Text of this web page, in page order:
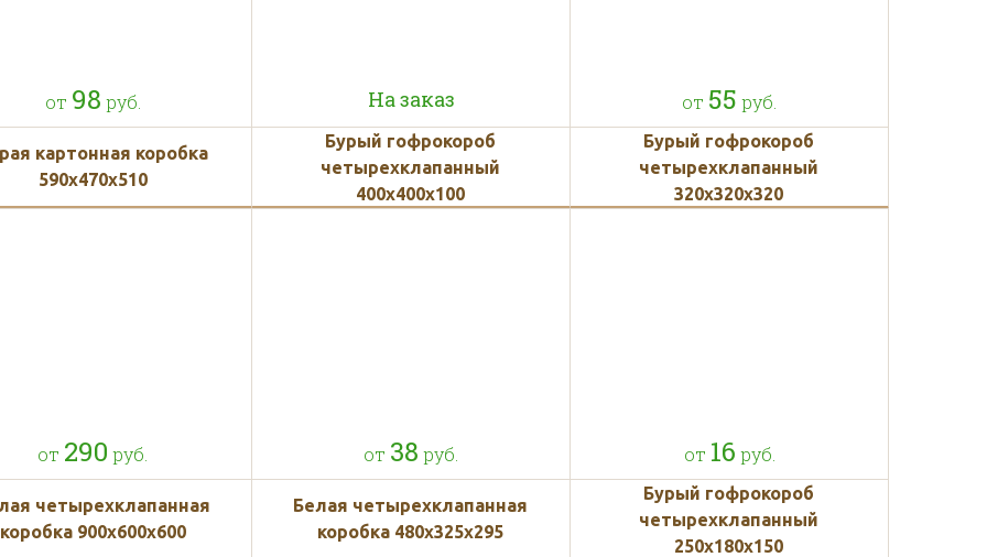
от 98 руб.
картонная коробка
590х470х510
На заказ
Бурый гофрокороб
четырехклапанный
400х400х100
от 55 руб.
Бурый гофрокороб
четырехклапанный
320х320х320
от 290 руб.
четырехклапанная
коробка 900х600х600
от 38 руб.
Белая четырехклапанная
коробка 480х325х295
от 16 руб.
Бурый гофрокороб
четырехклапанный
250х180х150